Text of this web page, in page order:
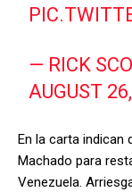
— RICK
AUGUST
En la carta indican
Machado para
Venezuela.